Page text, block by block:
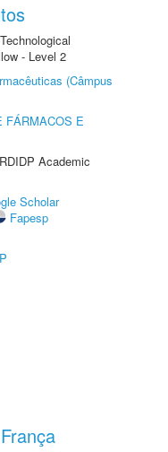
- Level 2
(Câmpus
FÁRMACOS E
Academic
Scholar
Fapesp